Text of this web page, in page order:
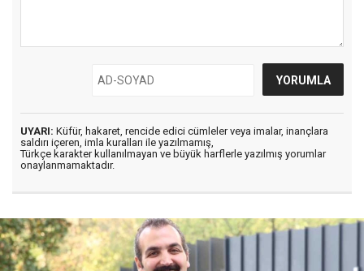
UYARI: Küfür, hakaret, rencide edici cümleler veya imalar, inançlara
saldırı içeren, imla kuralları ile yazılmamış,
Türkçe karakter kullanılmayan ve büyük harflerle yazılmış yorumlar
onaylanmamaktadır.